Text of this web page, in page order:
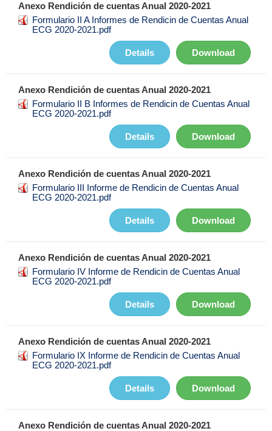
Anexo Rendición de cuentas Anual 2020-2021
Formulario II A Informes de Rendicin de Cuentas Anual
ECG 2020-2021.pdf
Download
Details
Anexo Rendición de cuentas Anual 2020-2021
Formulario II B Informes de Rendicin de Cuentas Anual
ECG 2020-2021.pdf
Download
Details
Anexo Rendición de cuentas Anual 2020-2021
Formulario III Informe de Rendicin de Cuentas Anual
ECG 2020-2021.pdf
Download
Details
Anexo Rendición de cuentas Anual 2020-2021
Formulario IV Informe de Rendicin de Cuentas Anual
ECG 2020-2021.pdf
Download
Details
Anexo Rendición de cuentas Anual 2020-2021
Formulario IX Informe de Rendicin de Cuentas Anual
ECG 2020-2021.pdf
Download
Details
Anexo Rendición de cuentas Anual 2020-2021